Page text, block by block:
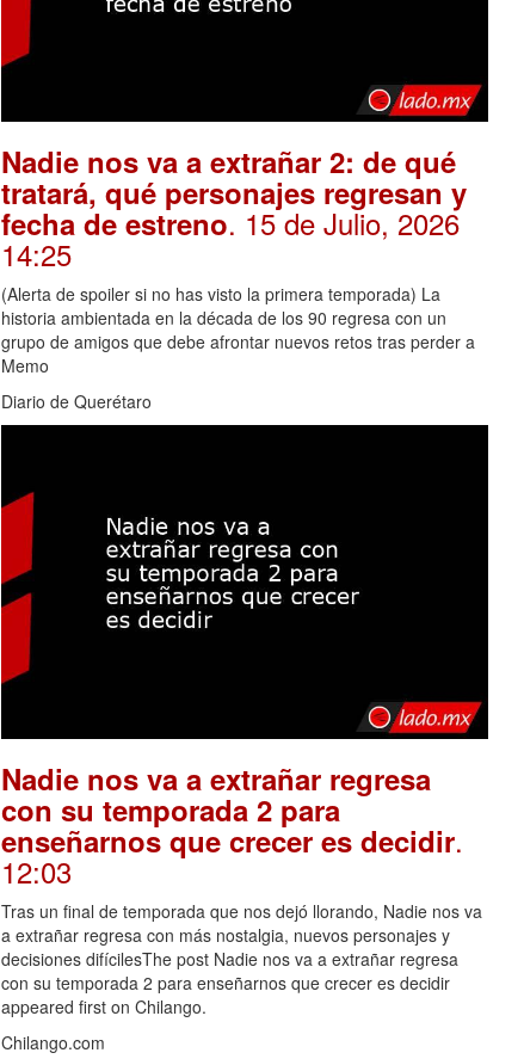
Nadie nos va a extrañar 2: de qué
tratará, qué personajes regresan y
fecha de estreno. 15 de Julio, 2026
14:25
(Alerta de spoiler si no has visto la primera temporada) La
historia ambientada en la década de los 90 regresa con un
grupo de amigos que debe afrontar nuevos retos tras perder a
Memo
Diario de Querétaro
Nadie nos va a extrañar regresa
con su temporada 2 para
enseñarnos que crecer es decidir.
12:03
Tras un final de temporada que nos dejó llorando, Nadie nos va
a extrañar regresa con más nostalgia, nuevos personajes y
decisiones difícilesThe post Nadie nos va a extrañar regresa
con su temporada 2 para enseñarnos que crecer es decidir
appeared first on Chilango.
Chilango.com